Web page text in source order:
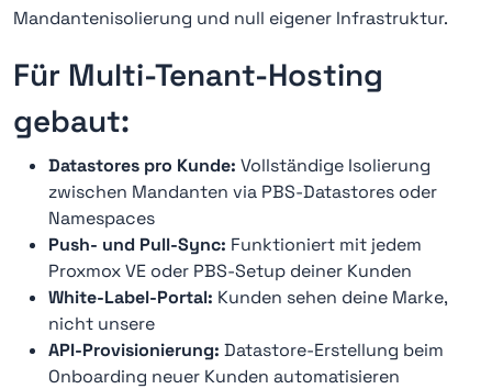
Mandantenisolierung und null eigener Infrastruktur.
Für Multi-Tenant-Hosting
gebaut:
Datastores pro Kunde: Vollständige Isolierung
zwischen Mandanten via PBS-Datastores oder
Namespaces
Push- und Pull-Sync: Funktioniert mit jedem
Proxmox VE oder PBS-Setup deiner Kunden
White-Label-Portal: Kunden sehen deine Marke,
nicht unsere
API-Provisionierung: Datastore-Erstellung beim
Onboarding neuer Kunden automatisieren